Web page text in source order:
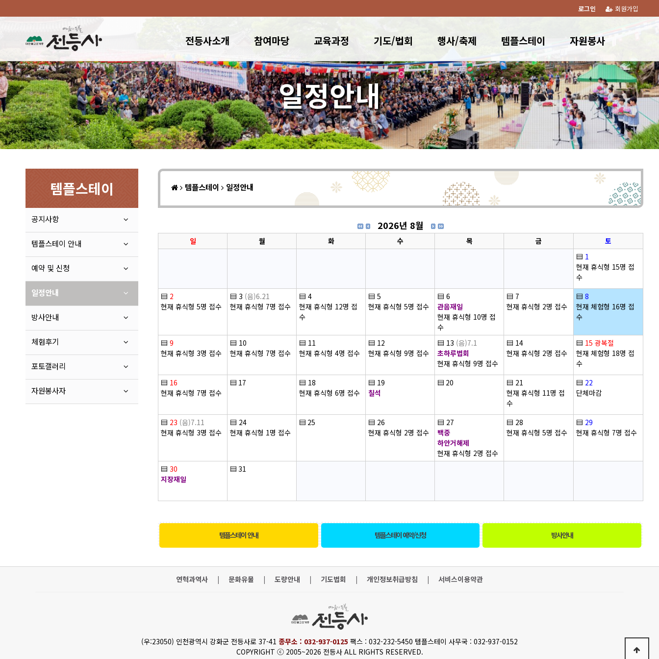
회원가입
로그인
전등사소개 참여마당 교육과정 기도/법회 행사/축제 템플스테이 자원봉사
일정안내
템플스테이
공지사항
템플스테이 안내
예약 및 신청
일정안내
방사안내
체험후기
포토갤러리
자원봉사자
템플스테이 일정안내
2026년 8월
일 월 화 수 목 금
토
▤ 1
현재 휴식형 15명 접
수
▤ 2
현재 휴식형 5명 접수
▤ 3 (음)6.21
현재 휴식형 7명 접수
▤ 4
현재 휴식형 12명 접
수
▤ 5
현재 휴식형 5명 접수
▤ 6
관음재일
현재 휴식형 10명 접
수
▤ 7
현재 휴식형 2명 접수
▤ 8
현재 체험형 16명 접
수
▤ 9
현재 휴식형 3명 접수
▤ 10
현재 휴식형 7명 접수
▤ 11
현재 휴식형 4명 접수
▤ 12
현재 휴식형 9명 접수
▤ 13 (음)7.1
초하루법회
현재 휴식형 9명 접수
▤ 14
현재 휴식형 2명 접수
▤ 15 광복절
현재 체험형 18명 접
수
▤ 16
현재 휴식형 7명 접수
▤ 17 ▤ 18
현재 휴식형 6명 접수
▤ 19
칠석
▤ 20 ▤ 21
현재 휴식형 11명 접
수
▤ 22
단체마감
▤ 23 (음)7.11
현재 휴식형 3명 접수
▤ 24
현재 휴식형 1명 접수
▤ 25 ▤ 26
현재 휴식형 2명 접수
▤ 27
백중
하안거해제
현재 휴식형 2명 접수
▤ 28
현재 휴식형 5명 접수
▤ 29
현재 휴식형 7명 접수
▤ 30
지장재일
▤ 31
템플스테이 안내 템플스테이 예약/신청 방사안내
연혁과역사 | 문화유물 | 도량안내 | 기도법회 | 개인정보취급방침 | 서비스이용약관
(우:23050) 인천광역시 강화군 전등사로 37-41 종무소 : 032-937-0125 팩스 : 032-232-5450 템플스테이 사무국 : 032-937-0152
COPYRIGHT ⓒ 2005~2026 전등사 ALL RIGHTS RESERVED.